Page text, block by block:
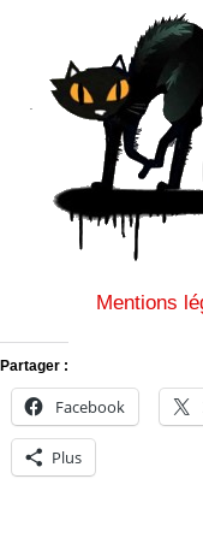
Mentions
Partager :
Facebook
Plus